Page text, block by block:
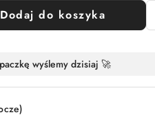
Dodaj do koszyka
wyślemy dzisiaj 🚀